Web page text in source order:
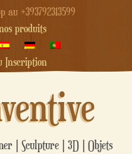
au +393792313599
produits
Inscription
| Sculpture | 3D | Objets